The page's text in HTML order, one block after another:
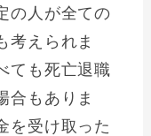
の人が全ての
考えられま
ても死亡退職
合もありま
を受け取った